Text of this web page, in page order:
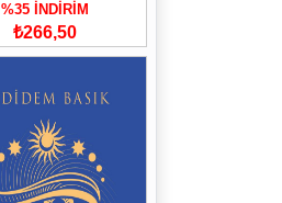
%35 İNDİRİM
₺266,50